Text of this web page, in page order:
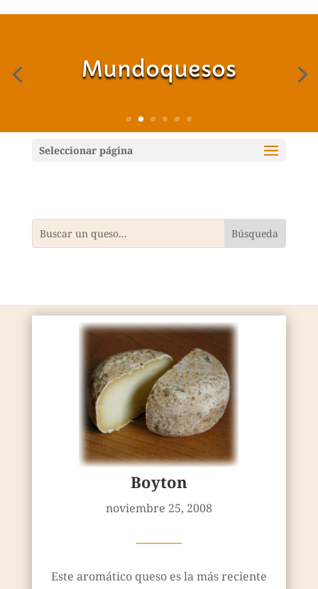
Mundoquesos
Seleccionar página
Boyton
noviembre 25, 2008
————
Este aromático queso es la más reciente